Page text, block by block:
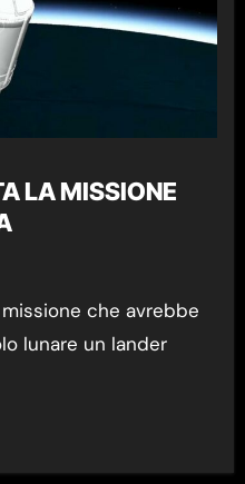
LA MISSIONE
lunare un lander